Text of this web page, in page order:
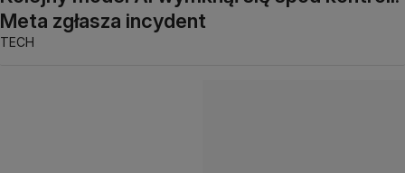
Meta zgłasza incydent
TECH